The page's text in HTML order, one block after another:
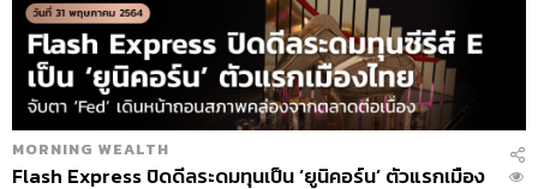
MORNING WEALTH
Flash Express ปิดดีลระดมทุนเป็น ‘ยูนิคอร์น’ ตัวแรกเมือง